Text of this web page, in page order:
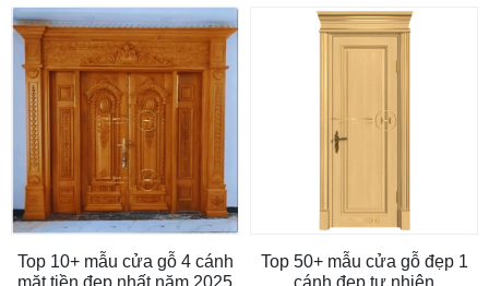
Top 10+ mẫu cửa gỗ 4 cánh
Top 50+ mẫu cửa gỗ đẹp 1